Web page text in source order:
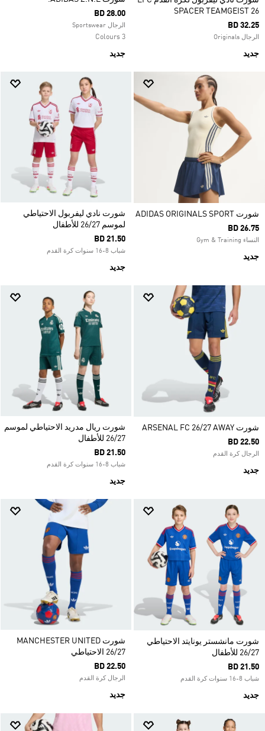
SPACER TEAMGEIST 26
BD 32.25
الرجال Originals
جديد
BD 28.00
الرجال Sportswear
3 Colours
جديد
شورت ADIDAS ORIGINALS SPORT
BD 26.75
النساء Gym & Training
جديد
شورت نادي ليفربول الاحتياطي
لموسم 26/27 للأطفال
BD 21.50
شباب 8-16 سنوات كرة القدم
جديد
شورت ARSENAL FC 26/27 AWAY
BD 22.50
الرجال كرة القدم
جديد
شورت ريال مدريد الاحتياطي لموسم
26/27 للأطفال
BD 21.50
شباب 8-16 سنوات كرة القدم
جديد
شورت مانشستر يونايتد الاحتياطي
26/27 للأطفال
BD 21.50
شباب 8-16 سنوات كرة القدم
جديد
شورت MANCHESTER UNITED
26/27 الاحتياطي
BD 22.50
الرجال كرة القدم
جديد